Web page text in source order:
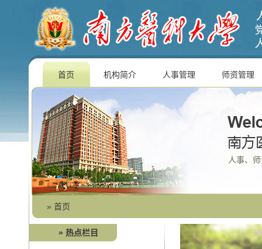
首页 机构简介 人事管理 师资管理
人事、
» 首页
» 热点栏目